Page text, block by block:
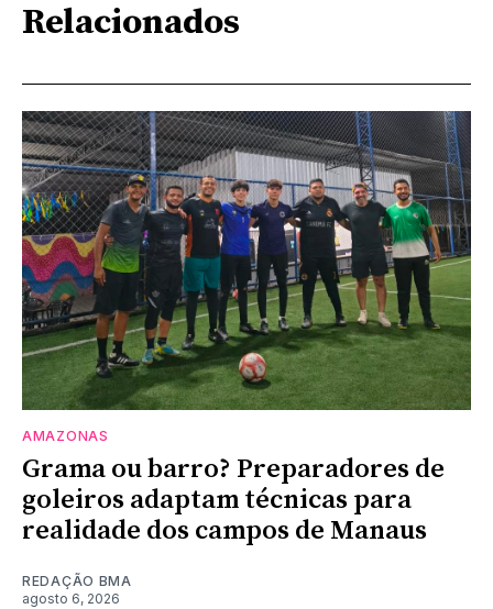
Relacionados
AMAZONAS
Grama ou barro? Preparadores de
goleiros adaptam técnicas para
realidade dos campos de Manaus
REDAÇÃO BMA
agosto 6, 2026